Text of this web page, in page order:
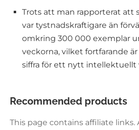
Trots att man rapporterat att
var tystnadskraftigare än
omkring 300 000 exemplar
veckorna, vilket fortfarande
siffra för ett nytt intellektuellt
Recommended products
This page contains affiliate links.